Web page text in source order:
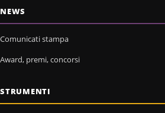
NEWS
Comunicati stampa
Award, premi, concorsi
STRUMENTI